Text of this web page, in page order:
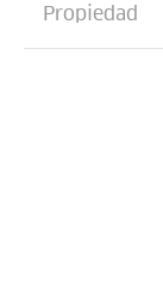
Propiedad